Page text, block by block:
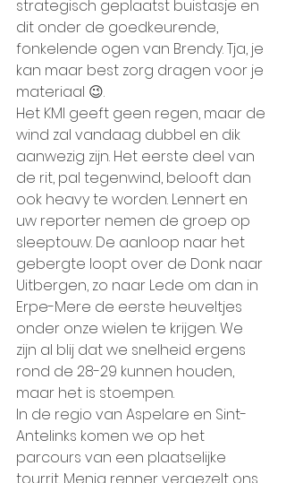
strategisch geplaatst buistasje en
dit onder de goedkeurende,
fonkelende ogen van Brendy. Tja, je
kan maar best zorg dragen voor je
materiaal 😉.
Het KMI geeft geen regen, maar de
wind zal vandaag dubbel en dik
aanwezig zijn. Het eerste deel van
de rit, pal tegenwind, belooft dan
ook heavy te worden. Lennert en
uw reporter nemen de groep op
sleeptouw. De aanloop naar het
gebergte loopt over de Donk naar
Uitbergen, zo naar Lede om dan in
Erpe-Mere de eerste heuveltjes
onder onze wielen te krijgen. We
zijn al blij dat we snelheid ergens
rond de 28-29 kunnen houden,
maar het is stoempen.
In de regio van Aspelare en Sint-
Antelinks komen we op het
parcours van een plaatselijke